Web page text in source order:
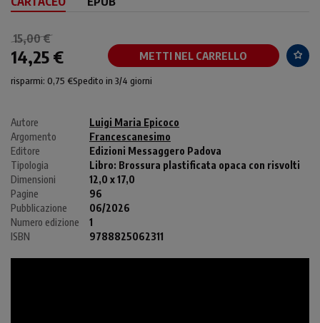
15,00 €
14,25 € METTI NEL CARRELLO
risparmi: 0,75 €Spedito in 3/4 giorni
Autore
Luigi Maria Epicoco
Argomento
Francescanesimo
Editore
Edizioni Messaggero Padova
Tipologia
Libro: Brossura plastificata opaca con risvolti
Dimensioni
12,0 x 17,0
Pagine
96
Pubblicazione
06/2026
Numero edizione
1
ISBN
9788825062311